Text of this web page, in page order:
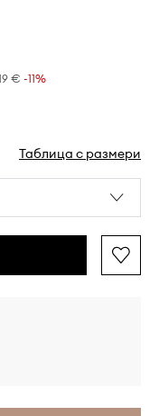
€ -11%
Таблица с размери